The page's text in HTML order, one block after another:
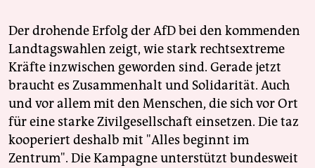
Der drohende Erfolg der AfD bei den kommenden
Landtagswahlen zeigt, wie stark rechtsextreme
Kräfte inzwischen geworden sind. Gerade jetzt
braucht es Zusammenhalt und Solidarität. Auch
und vor allem mit den Menschen, die sich vor Ort
für eine starke Zivilgesellschaft einsetzen. Die taz
kooperiert deshalb mit "Alles beginnt im
Zentrum". Die Kampagne unterstützt bundesweit